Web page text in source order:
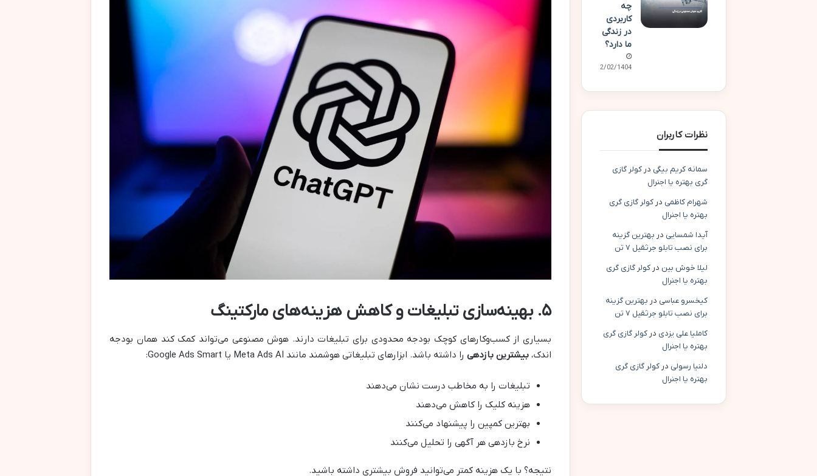
۵. بهینه‌سازی تبلیغات و کاهش هزینه‌های مارکتینگ
بسیاری از کسب‌وکارهای کوچک بودجه محدودی برای تبلیغات دارند. هوش مصنوعی می‌تواند کمک کند همان بودجه
اندک،بیشترین بازدهی را داشته باشد. ابزارهای تبلیغاتی هوشمند مانند Meta Ads AI یا Google Ads Smart:
تبلیغات را به مخاطب درست نشان می‌دهند
هزینه کلیک را کاهش می‌دهند
بهترین کمپین را پیشنهاد می‌کنند
نرخ بازدهی هر آگهی را تحلیل می‌کنند
نتیجه؟ با یک هزینه کمتر می‌توانید فروش بیشتری داشته باشید.
چه
کاربردی
در زندگی
ما دارد؟
02/02/1404
نظرات کاربران
سمانه کریم بیگی درکولر گازی
گری بهتره یا اجنرال
شهرام کاظمی درکولر گازی گری
بهتره یا اجنرال
آیدا شمسایی در بهترین گزینه
برای نصب تابلو جرثقیل ۷ تن
لیلا خوش بین درکولر گازی گری
بهتره یا اجنرال
کیخسرو عباسی در بهترین گزینه
برای نصب تابلو جرثقیل ۷ تن
کاملیا علی یزدی درکولر گازی گری
بهتره یا اجنرال
دلنیا رسولی درکولر گازی گری
بهتره یا اجنرال